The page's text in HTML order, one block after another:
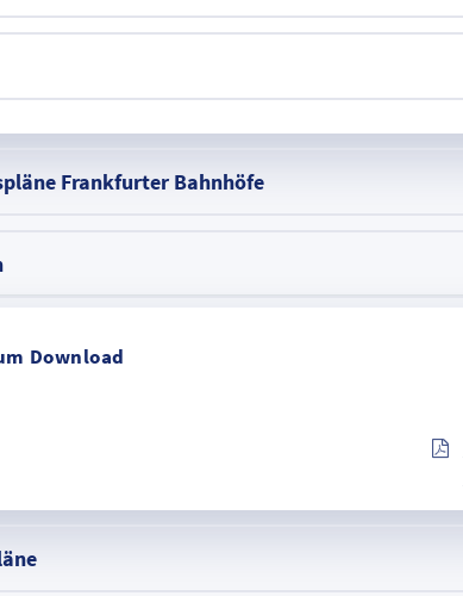
Frankfurter Bahnhöfe
Download